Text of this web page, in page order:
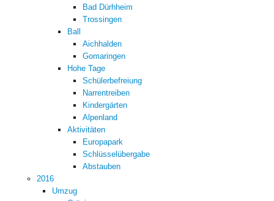
Bad Dürhheim
Trossingen
Ball
Aichhalden
Gomaringen
Hohe Tage
Schülerbefreiung
Narrentreiben
Kindergärten
Alpenland
Aktivitäten
Europapark
Schlüsselübergabe
Abstauben
2016
Umzug